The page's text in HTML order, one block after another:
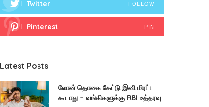
Twitter FOLLOW
Pinterest PIN
Latest Posts
லோன் தொகை கேட்டு இனி மிரட்ட
கூடாது – வங்கிகளுக்கு RBI உத்தரவு